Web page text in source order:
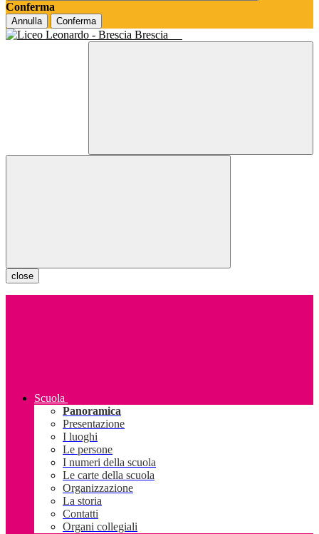
Conferma
Annulla Conferma
Brescia
close
Scuola
Panoramica
Presentazione
I luoghi
Le persone
I numeri della scuola
Le carte della scuola
Organizzazione
La storia
Contatti
Organi collegiali